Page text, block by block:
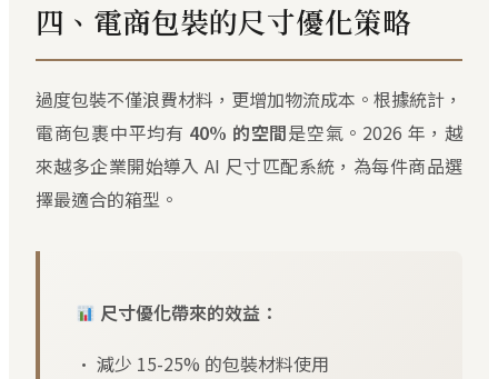
四、電商包裝的尺寸優化策略
過度包裝不僅浪費材料，更增加物流成本。根據統計，
電商包裹中平均有 40% 的空間是空氣。2026 年，越
來越多企業開始導入 AI 尺寸匹配系統，為每件商品選
擇最適合的箱型。
尺寸優化帶來的效益：
• 減少 15-25% 的包裝材料使用